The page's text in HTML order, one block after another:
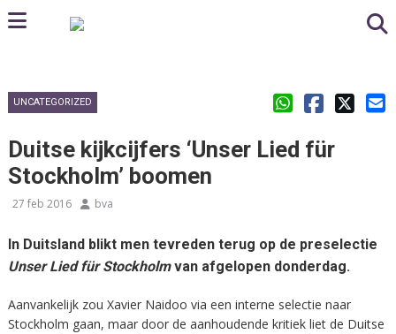
UNCATEGORIZED
Duitse kijkcijfers ‘Unser Lied für
Stockholm’ boomen
27 feb 2016 bva
In Duitsland blikt men tevreden terug op de preselectie
Unser Lied für Stockholmvan afgelopen donderdag.
Aanvankelijk zou Xavier Naidoo via een interne selectie naar
Stockholm gaan, maar door de aanhoudende kritiek liet de Duitse